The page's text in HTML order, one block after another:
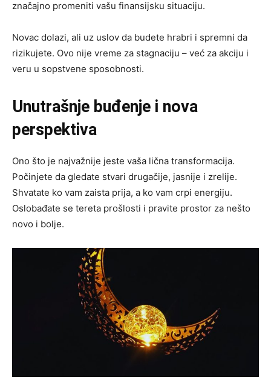
značajno promeniti vašu finansijsku situaciju.
Novac dolazi, ali uz uslov da budete hrabri i spremni da
rizikujete. Ovo nije vreme za stagnaciju – već za akciju i
veru u sopstvene sposobnosti.
Unutrašnje buđenje i nova
perspektiva
Ono što je najvažnije jeste vaša lična transformacija.
Počinjete da gledate stvari drugačije, jasnije i zrelije.
Shvatate ko vam zaista prija, a ko vam crpi energiju.
Oslobađate se tereta prošlosti i pravite prostor za nešto
novo i bolje.